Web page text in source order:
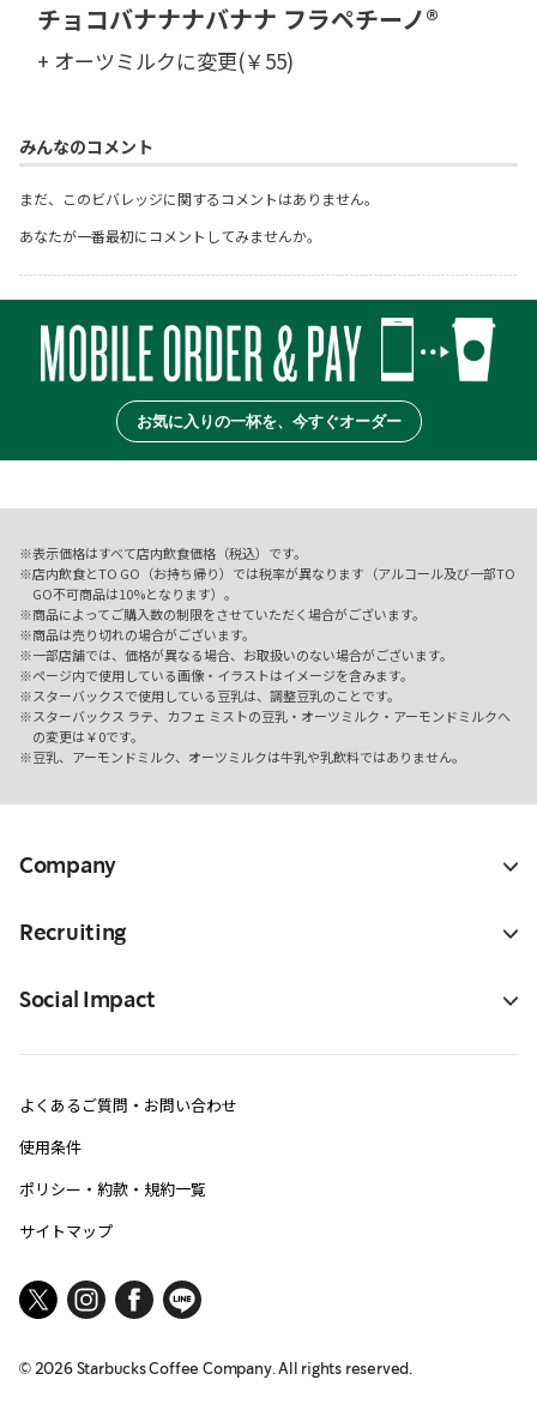
チョコバナナナバナナ フラペチーノ®
+ オーツミルクに変更(￥55)
みんなのコメント
まだ、このビバレッジに関するコメントはありません。
あなたが一番最初にコメントしてみませんか。
お気に入りの一杯を、今すぐオーダー
表示価格はすべて店内飲食価格（税込）です。
店内飲食とTO GO（お持ち帰り）では税率が異なります（アルコール及び一部TO
GO不可商品は10%となります）。
商品によってご購入数の制限をさせていただく場合がございます。
商品は売り切れの場合がございます。
一部店舗では、価格が異なる場合、お取扱いのない場合がございます。
ページ内で使用している画像・イラストはイメージを含みます。
スターバックスで使用している豆乳は、調整豆乳のことです。
スターバックス ラテ、カフェ ミストの豆乳・オーツミルク・アーモンドミルクへ
の変更は￥0です。
豆乳、アーモンドミルク、オーツミルクは牛乳や乳飲料ではありません。
Company
Recruiting
Social Impact
よくあるご質問・お問い合わせ
使用条件
ポリシー・約款・規約一覧
サイトマップ
© 2026Starbucks Coffee Company. All rights reserved.